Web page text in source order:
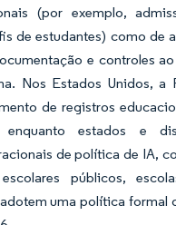
(por exemplo,
de estudantes) como de
e controles
Nos Estados Unidos, a
de registros
enquanto estados e
de política de IA,
públicos,
uma política formal